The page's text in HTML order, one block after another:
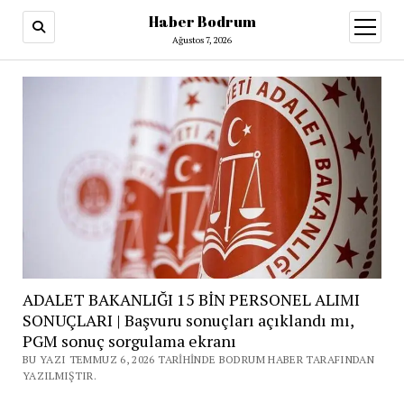
Haber Bodrum
Ağustos 7, 2026
aç
ADALET BAKANLIĞI 15 BİN PERSONEL ALIMI
SONUÇLARI | Başvuru sonuçları açıklandı mı,
PGM sonuç sorgulama ekranı
BU YAZI TEMMUZ 6, 2026 TARIHINDE BODRUM HABER TARAFINDAN
YAZILMIŞTIR.